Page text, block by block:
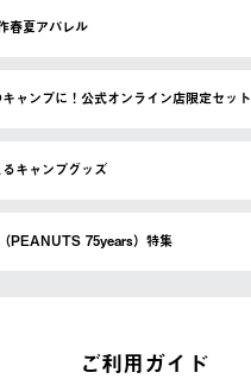
春夏アパレル
ャンプに！公式オンライン店限定セット
キャンプグッズ
PEANUTS 75years）特集
ご利用ガイド